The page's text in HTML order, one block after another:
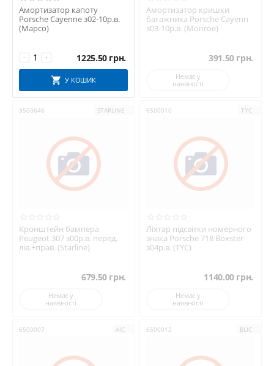
Амортизатор капоту
Porsche Cayenne з02-10р.в.
(Mapco)
+
− 1225.50 грн.
У КОШИК
Амортизатор кришки
багажника Porsche Cayenn
з03-10р.в. (Monroe)
391.50 грн.
Немає у
наявності
3500646 STARLINE
Кронштейн бампера
Peugeot 307 з00р.в. перед.
лів.+прав. (Starline)
679.50 грн.
Немає у
наявності
6500010 TYC
Ліхтар підсвітки номерного
знака Porsche 718 Boxster
з04р.в. (TYC)
1140.00 грн.
Немає у
наявності
6500007 AIC 6500012 BLIC